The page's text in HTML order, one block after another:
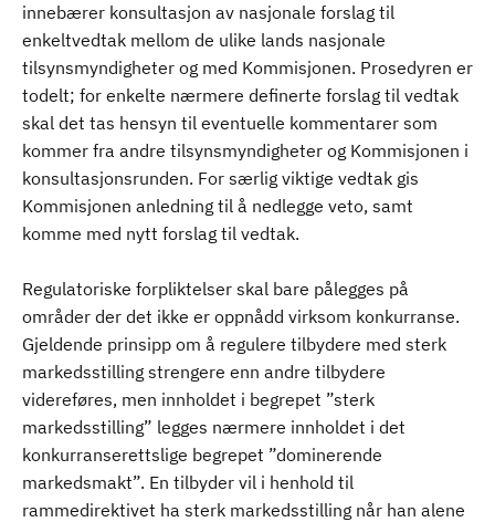
innebærer konsultasjon av nasjonale forslag til
enkeltvedtak mellom de ulike lands nasjonale
tilsynsmyndigheter og med Kommisjonen. Prosedyren er
todelt; for enkelte nærmere definerte forslag til vedtak
skal det tas hensyn til eventuelle kommentarer som
kommer fra andre tilsynsmyndigheter og Kommisjonen i
konsultasjonsrunden. For særlig viktige vedtak gis
Kommisjonen anledning til å nedlegge veto, samt
komme med nytt forslag til vedtak.
Regulatoriske forpliktelser skal bare pålegges på
områder der det ikke er oppnådd virksom konkurranse.
Gjeldende prinsipp om å regulere tilbydere med sterk
markedsstilling strengere enn andre tilbydere
videreføres, men innholdet i begrepet ”sterk
markedsstilling” legges nærmere innholdet i det
konkurranserettslige begrepet ”dominerende
markedsmakt”. En tilbyder vil i henhold til
rammedirektivet ha sterk markedsstilling når han alene